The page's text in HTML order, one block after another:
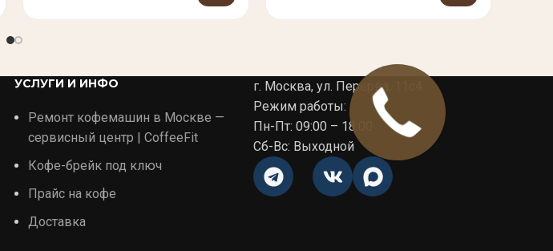
УСЛУГИ И ИНФО
Ремонт кофемашин в Москве —
сервисный центр | CoffeeFit
Кофе-брейк под ключ
Прайс на кофе
Доставка
г. Москва, ул. Перерва, 11с4
Режим работы:
Пн-Пт: 09:00 – 18:00
Сб-Вс: Выходной